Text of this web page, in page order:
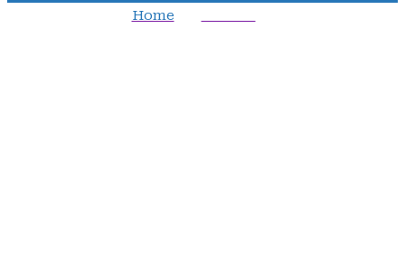
Home